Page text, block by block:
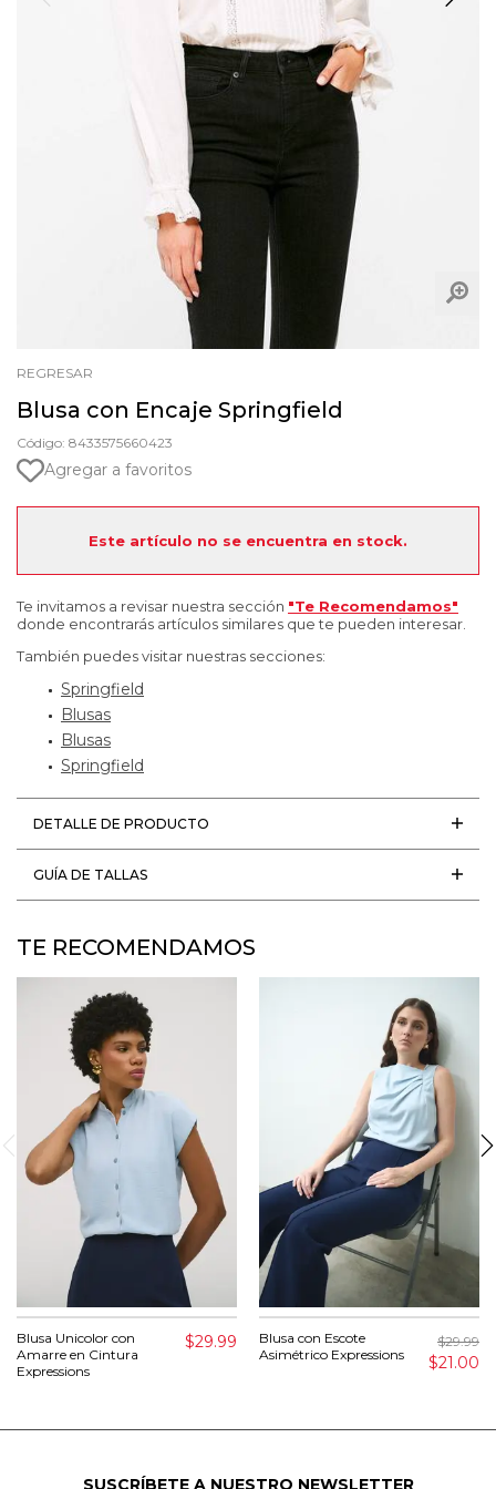
REGRESAR
Blusa con Encaje Springfield
Código: 8433575660423
Agregar a favoritos
Este artículo no se encuentra en stock.
Te invitamos a revisar nuestra sección "Te Recomendamos"
donde encontrarás artículos similares que te pueden interesar.
También puedes visitar nuestras secciones:
Springfield
Blusas
Blusas
Springfield
DETALLE DE PRODUCTO
GUÍA DE TALLAS
TE RECOMENDAMOS
Blusa Unicolor con
Amarre en Cintura
Expressions
$29.99
Blusa con Escote
Asimétrico Expressions
$29.99
$21.00
SUSCRÍBETE A NUESTRO NEWSLETTER